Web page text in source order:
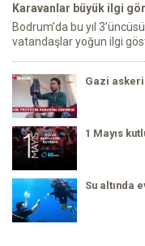
Karavanlar büyük ilgi
Bodrum’da bu yıl
vatandaşlar yoğun ilgi
Gazi
1 Mayıs
Su altında